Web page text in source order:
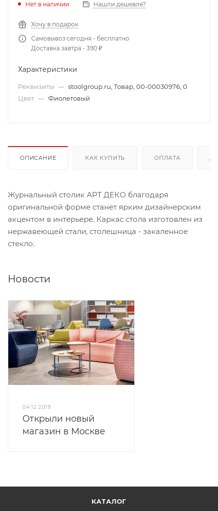
Нет в наличии Нашли дешевле?
Хочу в подарок
Самовывоз сегодня - бесплатно
Доставка завтра - 390 ₽
Характеристики
Реквизиты — stoolgroup.ru, Товар, 00-00030976, 0
Цвет — Фиолетовый
ОПИСАНИЕ КАК КУПИТЬ ОПЛАТА
Журнальный столик АРТ ДЕКО благодаря
оригинальной форме станет ярким дизайнерским
акцентом в интерьере. Каркас стола изготовлен из
нержавеющей стали, столешница - закаленное
стекло.
Новости
04.12.2019
Открыли новый
магазин в Москве
КАТАЛОГ